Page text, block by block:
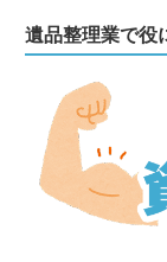
遺品整理業で役